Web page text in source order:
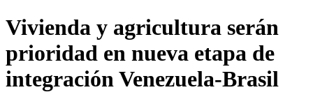
Vivienda y agricultura serán
prioridad en nueva etapa de
integración Venezuela-Brasil